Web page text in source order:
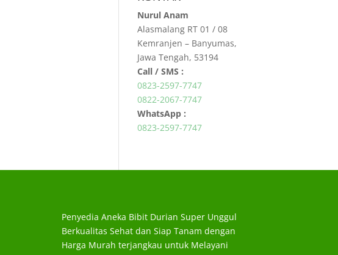
Nurul Anam
Alasmalang RT 01 / 08
Kemranjen – Banyumas,
Jawa Tengah, 53194
Call / SMS :
0823-2597-7747
0822-2067-7747
WhatsApp :
0823-2597-7747
Penyedia Aneka Bibit Durian Super Unggul
Berkualitas Sehat dan Siap Tanam dengan
Harga Murah terjangkau untuk Melayani